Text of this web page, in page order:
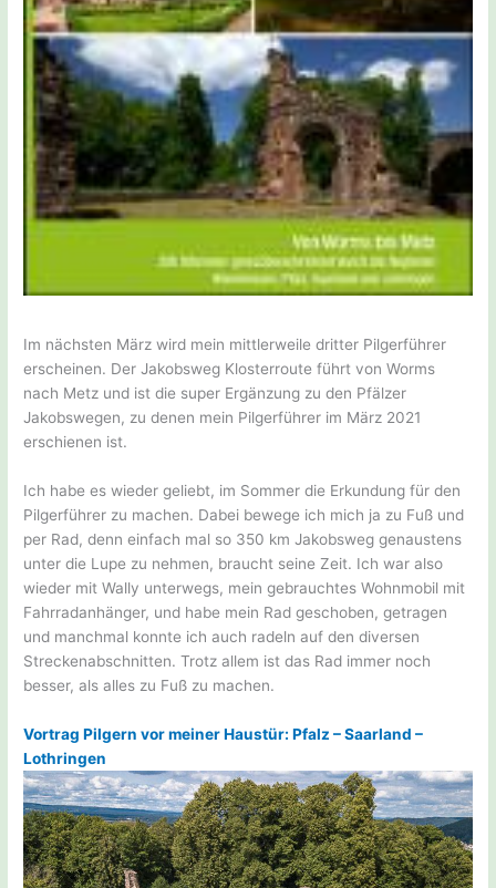
Im nächsten März wird mein mittlerweile dritter Pilgerführer
erscheinen. Der Jakobsweg Klosterroute führt von Worms
nach Metz und ist die super Ergänzung zu den Pfälzer
Jakobswegen, zu denen mein Pilgerführer im März 2021
erschienen ist.
Ich habe es wieder geliebt, im Sommer die Erkundung für den
Pilgerführer zu machen. Dabei bewege ich mich ja zu Fuß und
per Rad, denn einfach mal so 350 km Jakobsweg genaustens
unter die Lupe zu nehmen, braucht seine Zeit. Ich war also
wieder mit Wally unterwegs, mein gebrauchtes Wohnmobil mit
Fahrradanhänger, und habe mein Rad geschoben, getragen
und manchmal konnte ich auch radeln auf den diversen
Streckenabschnitten. Trotz allem ist das Rad immer noch
besser, als alles zu Fuß zu machen.
Vortrag Pilgern vor meiner Haustür: Pfalz – Saarland –
Lothringen